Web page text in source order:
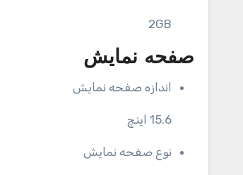
2GB
صفحه نمایش
اندازه صفحه نمایش
15.6 اینچ
نوع صفحه نمایش